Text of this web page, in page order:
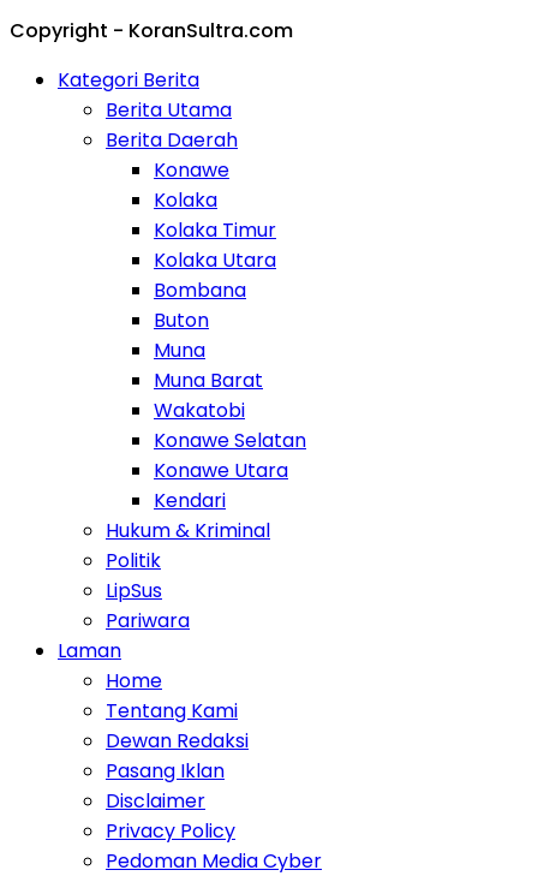
Copyright - KoranSultra.com
Kategori Berita
Berita Utama
Berita Daerah
Konawe
Kolaka
Kolaka Timur
Kolaka Utara
Bombana
Buton
Muna
Muna Barat
Wakatobi
Konawe Selatan
Konawe Utara
Kendari
Hukum & Kriminal
Politik
LipSus
Pariwara
Laman
Home
Tentang Kami
Dewan Redaksi
Pasang Iklan
Disclaimer
Privacy Policy
Pedoman Media Cyber